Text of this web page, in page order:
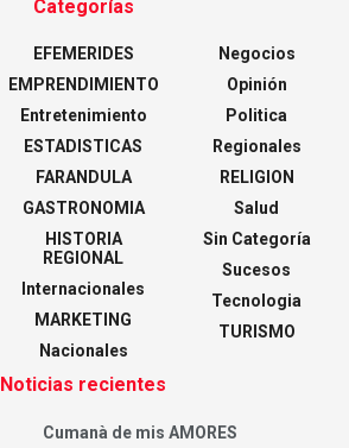
Categorías
EFEMERIDES
EMPRENDIMIENTO
Entretenimiento
ESTADISTICAS
FARANDULA
GASTRONOMIA
HISTORIA
REGIONAL
Internacionales
MARKETING
Nacionales
Negocios
Opinión
Politica
Regionales
RELIGION
Salud
Sin Categoría
Sucesos
Tecnologia
TURISMO
Noticias recientes
Cumanà de mis AMORES